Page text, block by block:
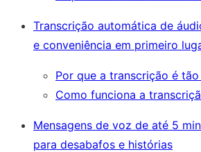
Transcrição automática de
e conveniência em primeiro
Por que a transcrição é
Como funciona a
Mensagens de voz de até 5
para desabafos e histórias